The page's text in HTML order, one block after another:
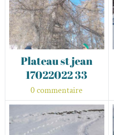
Plateau st jean
17022022 33
0 commentaire